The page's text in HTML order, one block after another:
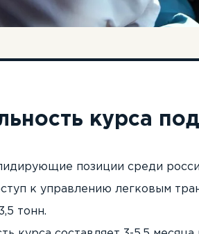
курса
позиции среди
к управлению легковым
тонн.